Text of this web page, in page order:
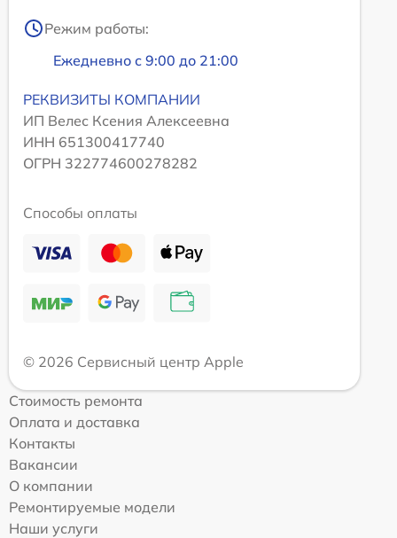
Режим работы:
Ежедневно с 9:00 до 21:00
РЕКВИЗИТЫ КОМПАНИИ
ИП Велес Ксения Алексеевна
ИНН 651300417740
ОГРН 322774600278282
Способы оплаты
© 2026 Сервисный центр Apple
Стоимость ремонта
Оплата и доставка
Контакты
Вакансии
О компании
Ремонтируемые модели
Наши услуги